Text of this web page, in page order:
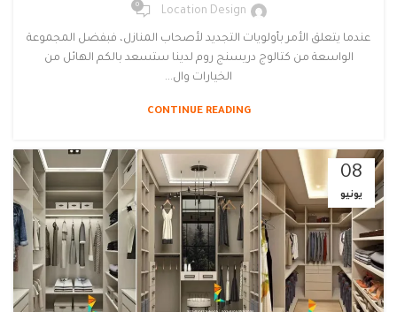
Location Design
0
عندما يتعلق الأمر بأولويات التجديد لأصحاب المنازل، فبفضل المجموعة
الواسعة من كتالوج دريسنج روم لدينا ستسعد بالكم الهائل من
الخيارات وال...
CONTINUE READING
08
يونيو